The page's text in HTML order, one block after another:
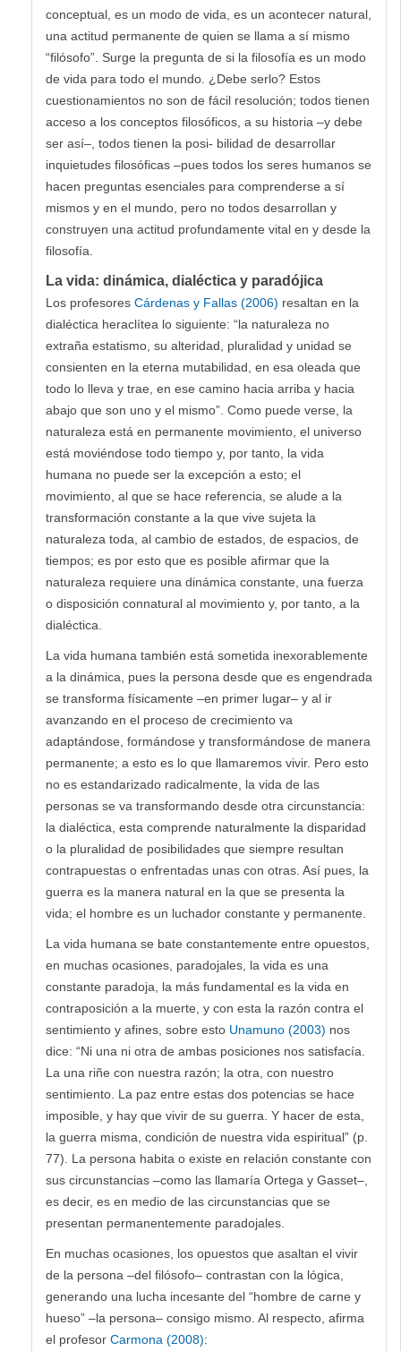
conceptual, es un modo de vida, es un acontecer natural,
una actitud permanente de quien se llama a sí mismo
“filósofo”. Surge la pregunta de si la filosofía es un modo
de vida para todo el mundo. ¿Debe serlo? Estos
cuestionamientos no son de fácil resolución; todos tienen
acceso a los conceptos filosóficos, a su historia –y debe
ser así–, todos tienen la posi- bilidad de desarrollar
inquietudes filosóficas –pues todos los seres humanos se
hacen preguntas esenciales para comprenderse a sí
mismos y en el mundo, pero no todos desarrollan y
construyen una actitud profundamente vital en y desde la
filosofía.
La vida: dinámica, dialéctica y paradójica
Los profesores Cárdenas y Fallas (2006) resaltan en la
dialéctica heraclítea lo siguiente: “la naturaleza no
extraña estatismo, su alteridad, pluralidad y unidad se
consienten en la eterna mutabilidad, en esa oleada que
todo lo lleva y trae, en ese camino hacia arriba y hacia
abajo que son uno y el mismo”. Como puede verse, la
naturaleza está en permanente movimiento, el universo
está moviéndose todo tiempo y, por tanto, la vida
humana no puede ser la excepción a esto; el
movimiento, al que se hace referencia, se alude a la
transformación constante a la que vive sujeta la
naturaleza toda, al cambio de estados, de espacios, de
tiempos; es por esto que es posible afirmar que la
naturaleza requiere una dinámica constante, una fuerza
o disposición connatural al movimiento y, por tanto, a la
dialéctica.
La vida humana también está sometida inexorablemente
a la dinámica, pues la persona desde que es engendrada
se transforma físicamente –en primer lugar– y al ir
avanzando en el proceso de crecimiento va
adaptándose, formándose y transformándose de manera
permanente; a esto es lo que llamaremos vivir. Pero esto
no es estandarizado radicalmente, la vida de las
personas se va transformando desde otra circunstancia:
la dialéctica, esta comprende naturalmente la disparidad
o la pluralidad de posibilidades que siempre resultan
contrapuestas o enfrentadas unas con otras. Así pues, la
guerra es la manera natural en la que se presenta la
vida; el hombre es un luchador constante y permanente.
La vida humana se bate constantemente entre opuestos,
en muchas ocasiones, paradojales, la vida es una
constante paradoja, la más fundamental es la vida en
contraposición a la muerte, y con esta la razón contra el
sentimiento y afines, sobre esto Unamuno (2003) nos
dice: “Ni una ni otra de ambas posiciones nos satisfacía.
La una riñe con nuestra razón; la otra, con nuestro
sentimiento. La paz entre estas dos potencias se hace
imposible, y hay que vivir de su guerra. Y hacer de esta,
la guerra misma, condición de nuestra vida espiritual” (p.
77). La persona habita o existe en relación constante con
sus circunstancias –como las llamaría Ortega y Gasset–,
es decir, es en medio de las circunstancias que se
presentan permanentemente paradojales.
En muchas ocasiones, los opuestos que asaltan el vivir
de la persona –del filósofo– contrastan con la lógica,
generando una lucha incesante del “hombre de carne y
hueso” –la persona– consigo mismo. Al respecto, afirma
el profesor Carmona (2008):